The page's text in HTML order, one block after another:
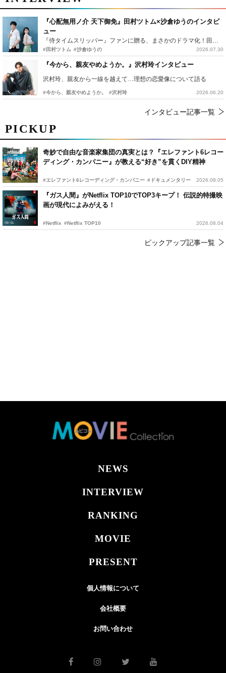
PICKUP
奇妙で自由な音楽家集団の真実とは？『エレファント6レコー
ディング・カンパニー』が教える“好き”を貫くDIY精神
#エレファント6レコーディング・カンパニー #ドキュメンタリー 2026.08.05
『ガス人間』がNetflix TOP10でTOP3キープ！ 伝説的特撮映
画が現代によみがえる！
#Netflix #Netflix TOP10 2026.08.04
ピックアップ記事一覧
『心配無用ノ介 天下御免』田村ツトム×沙倉ゆうのインタビ
ュー
『侍タイムスリッパー』ファンに贈る、まさかのドラマ化！田村ツトム×沙倉ゆうのが語る『心配無用ノ介』撮影秘話
#田村ツトム #沙倉ゆうの 2026.07.30
『今から、親友やめようか。』沢村玲インタビュー
沢村玲、親友から一線を越えて…理想の恋愛像について語る
#今から、親友やめようか。 #沢村玲 2026.06.20
インタビュー記事一覧
NEWS
INTERVIEW
RANKING
MOVIE
PRESENT
個人情報について
会社概要
お問い合わせ